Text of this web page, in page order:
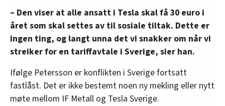
– Den viser at alle ansatt i Tesla skal få 30 euro i
året som skal settes av til sosiale tiltak. Dette er
ingen ting, og langt unna det vi snakker om når vi
streiker for en tariffavtale i Sverige, sier han.
Ifølge Petersson er konflikten i Sverige fortsatt
fastlåst. Det er ikke bestemt noen ny mekling eller nytt
møte mellom IF Metall og Tesla Sverige.